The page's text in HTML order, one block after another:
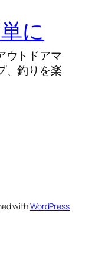
に
ウトドアマ
、釣りを楽
withWordPress